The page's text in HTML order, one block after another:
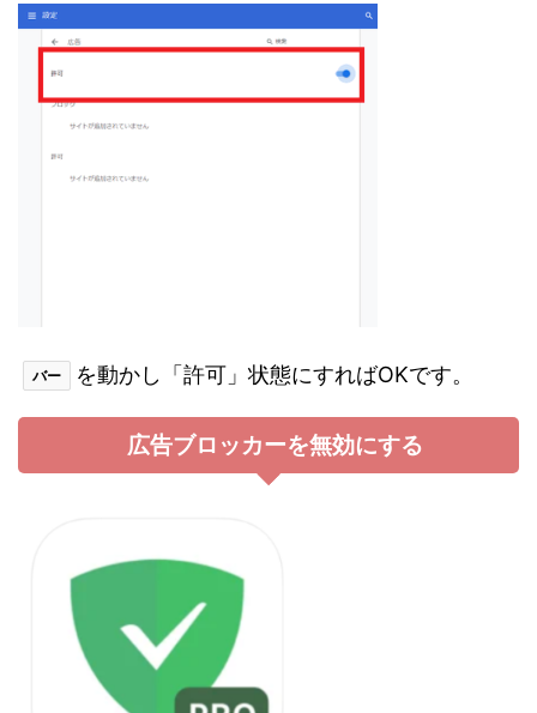
バー を動かし「許可」状態にすればOKです。
広告ブロッカーを無効にする